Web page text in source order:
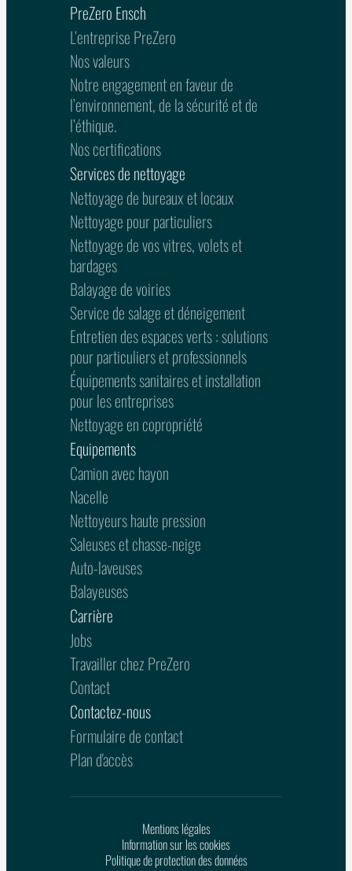
PreZero Ensch
L’entreprise PreZero
Nos valeurs
Notre engagement en faveur de
l’environnement, de la sécurité et de
l’éthique.
Nos certifications
Services de nettoyage
Nettoyage de bureaux et locaux
Nettoyage pour particuliers
Nettoyage de vos vitres, volets et
bardages
Balayage de voiries
Service de salage et déneigement
Entretien des espaces verts : solutions
pour particuliers et professionnels
Équipements sanitaires et installation
pour les entreprises
Nettoyage en copropriété
Equipements
Camion avec hayon
Nacelle
Nettoyeurs haute pression
Saleuses et chasse-neige
Auto-laveuses
Balayeuses
Carrière
Jobs
Travailler chez PreZero
Contact
Contactez-nous
Formulaire de contact
Plan d'accès
Mentions légales
Information sur les cookies
Politique de protection des données